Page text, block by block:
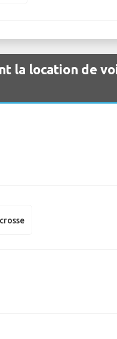
la location de